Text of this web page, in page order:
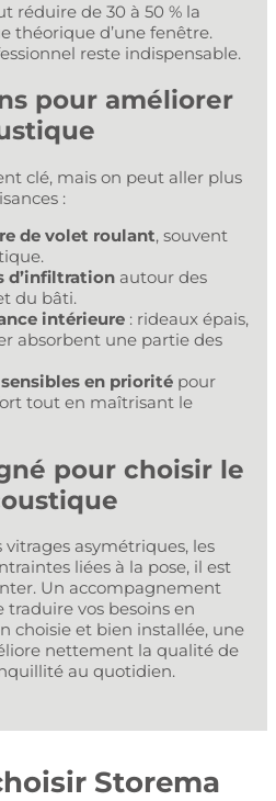
réduire de 30 à 50 % la
théorique d’une fenêtre.
reste indispensable.
pour améliorer
clé, mais on peut aller plus
:
de volet roulant, souvent
d’infiltration autour des
du bâti.
intérieure : rideaux épais,
absorbent une partie des
en priorité pour
tout en maîtrisant le
pour choisir le
vitrages asymétriques, les
liées à la pose, il est
Un accompagnement
vos besoins en
choisie et bien installée, une
nettement la qualité de
au quotidien.
Storema